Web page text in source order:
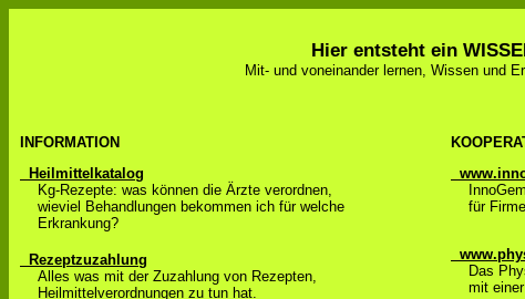
Hier entsteht ein
Mit- und voneinander lernen, Wissen und
INFORMATION
Heilmittelkatalog
Kg-Rezepte: was können die Ärzte verordnen,
wieviel Behandlungen bekommen ich für welche
Erkrankung?
Rezeptzuzahlung
Alles was mit der Zuzahlung von Rezepten,
Heilmittelverordnungen zu tun hat.
für
Das
mit einer